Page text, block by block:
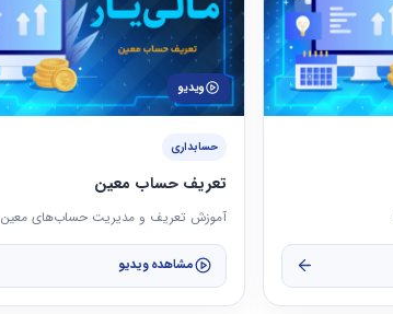
ویدیو
حسابداری
تعریف حساب معین
آموزش تعریف و مدیریت حساب‌های معین
مشاهده ویدیو